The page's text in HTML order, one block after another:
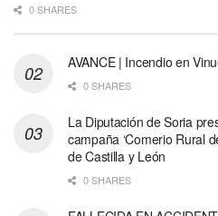
0 SHARES
AVANCE | Incendio en
0 SHARES
La Diputación de Soria
campaña ‘Comerio Rural
de Castilla y León
0 SHARES